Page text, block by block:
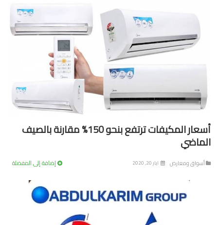
أسعار المكيفات ترتفع بنحو 150% مقارنة بالصيف
ومعارض ايار 20, 2020 إضافة إلى المفضلة